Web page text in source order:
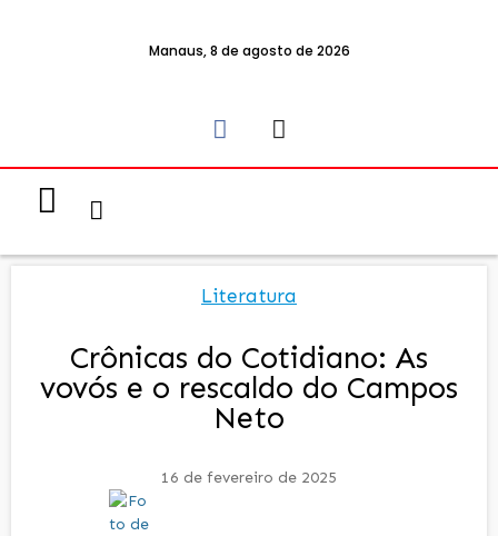
Manaus, 8 de agosto de 2026
Literatura
Crônicas do Cotidiano: As
vovós e o rescaldo do Campos
Neto
16 de fevereiro de 2025